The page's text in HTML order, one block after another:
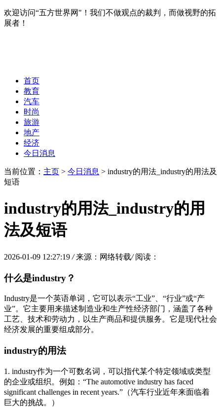
欢迎访问“五方世界网"！我们不做观点的裁判，而做视野的拓
展者！
首页
教育
汽车
时尚
旅游
地产
经济
今日消息
当前位置： 主页 > 今日消息 > industry的用法_industry的用法及
短语
industry的用法_industry的用
法及短语
2026-01-09 12:27:19 / 来源：网络转载/ 阅读：
什么是industry？
Industry是一个英语单词，它可以表示“工业”、“行业”或“产
业”。它主要用来描述制造业和生产性经济部门，涵盖了各种
工艺、技术和劳动力，以生产商品和提供服务。它是现代社会
经济发展的重要组成部分。
industry的用法
1. industry作为一个可数名词，可以指代某个特定领域或类型
的企业或组织。例如：“The automotive industry has faced
significant challenges in recent years.”（汽车行业近年来面临着
巨大的挑战。）